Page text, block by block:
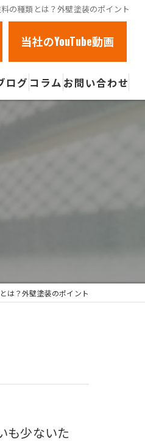
の種類とは？外壁塗装のポイント
当社のYouTube動画
ログ コラム お問い合わせ
は？外壁塗装のポイント
も少ないた